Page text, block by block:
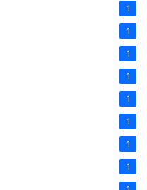
1
1
1
1
1
1
1
1